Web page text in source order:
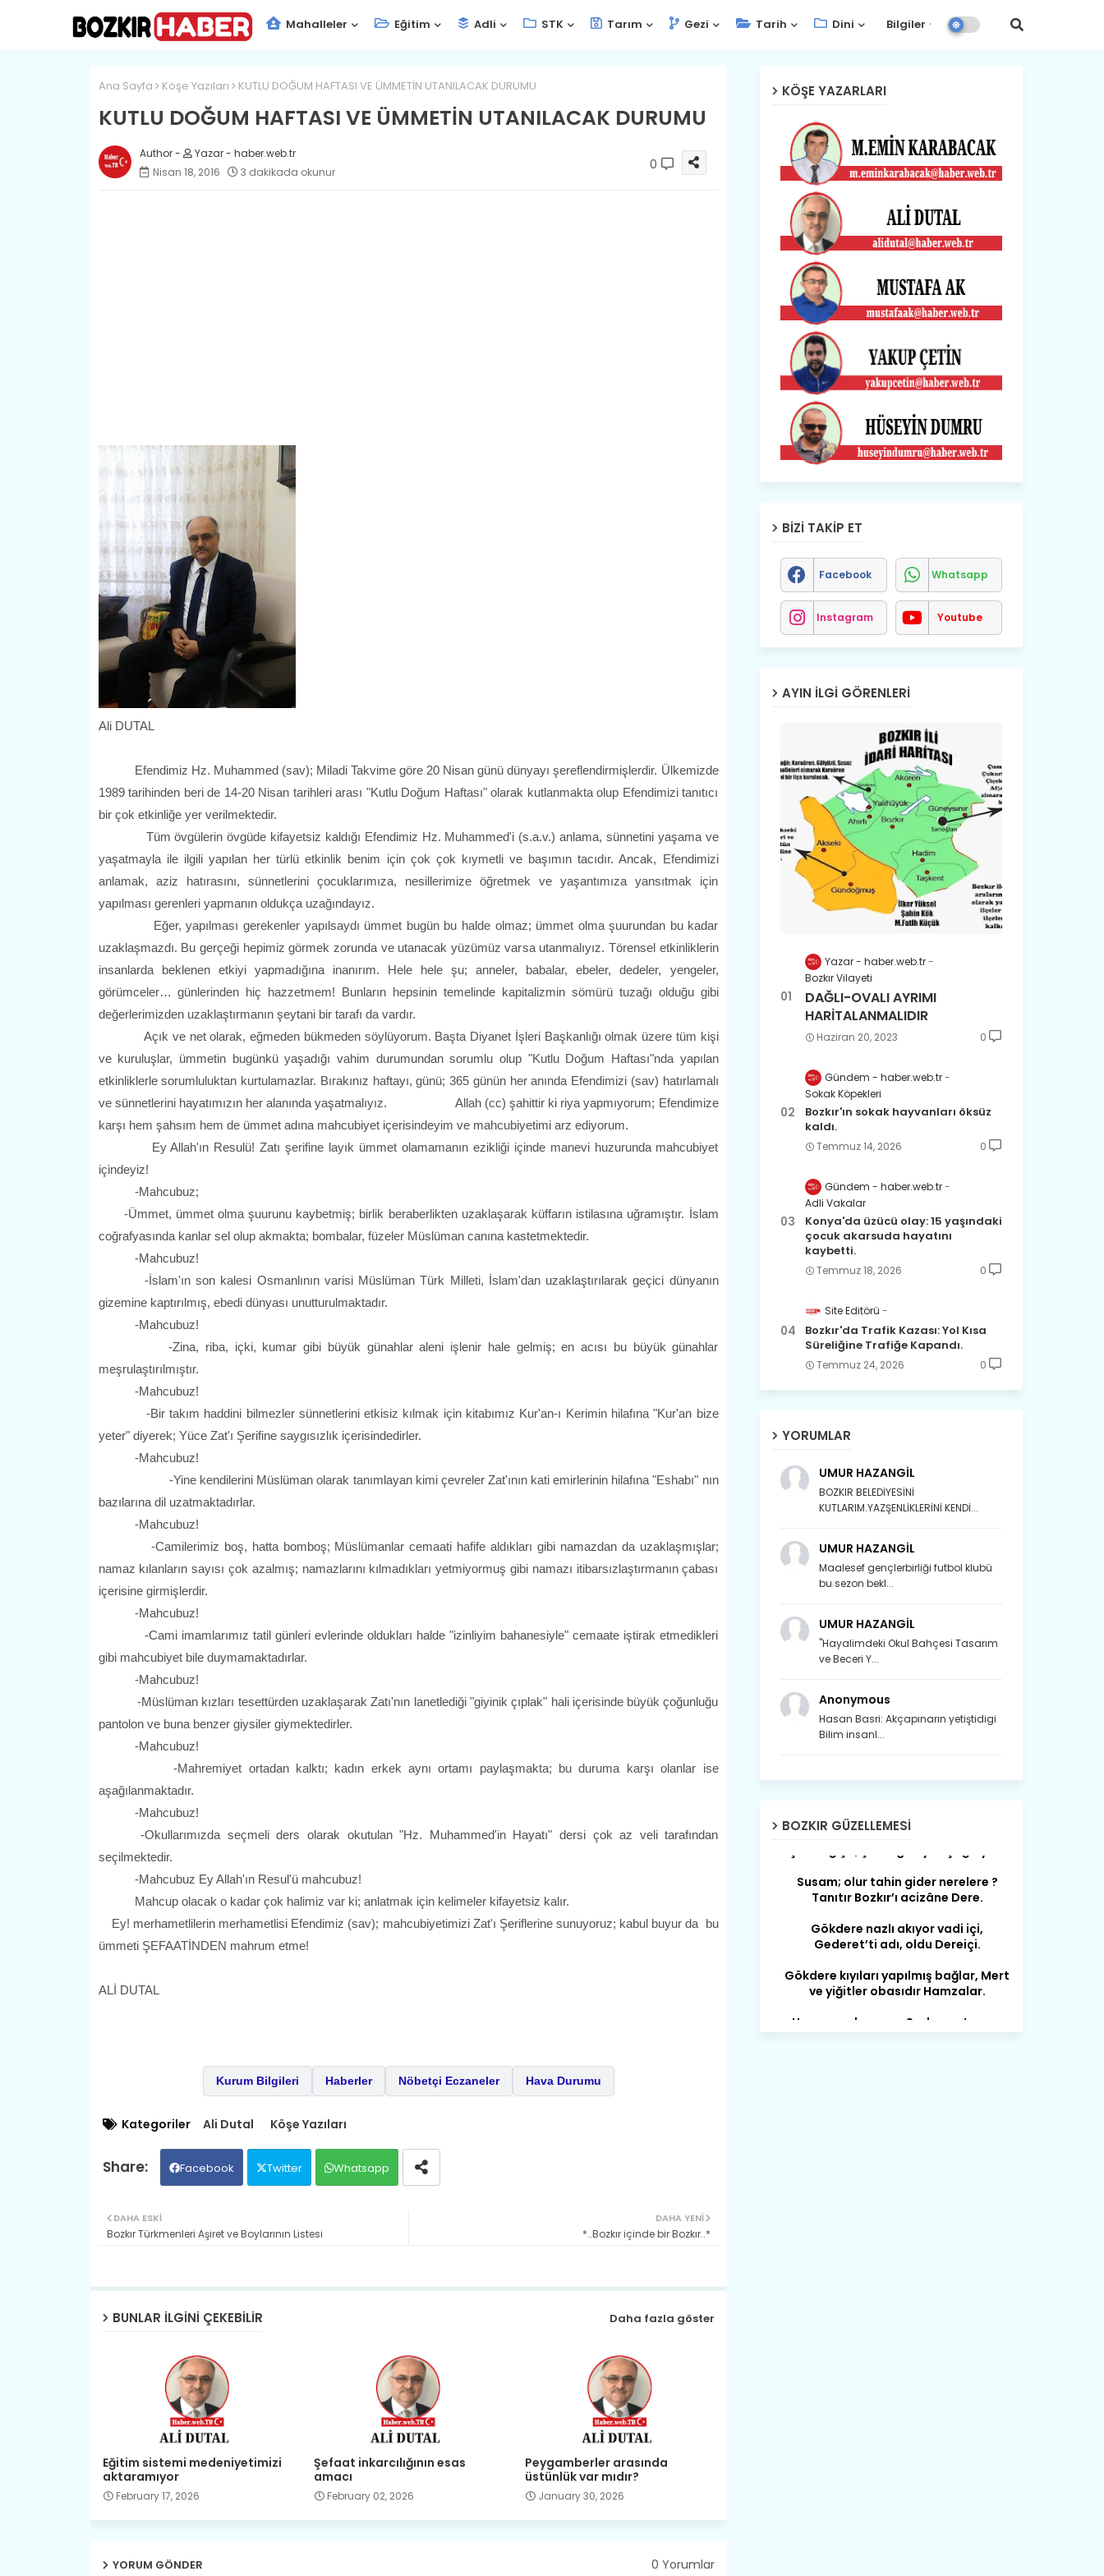
Mahalleler Eğitim Adli STK Tarım Gezi Tarih Dini Bilgiler
Ana Sayfa Köşe Yazıları KUTLU DOĞUM HAFTASI VE ÜMMETİN UTANILACAK DURUMU
KUTLU DOĞUM HAFTASI VE ÜMMETİN UTANILACAK DURUMU
Yazar - haber.web.tr
Nisan 18, 2016
3 dakikada okunur 0
Ali DUTAL
Efendimiz Hz. Muhammed (sav); Miladi Takvime göre 20 Nisan günü dünyayı şereflendirmişlerdir. Ülkemizde
1989 tarihinden beri de 14-20 Nisan tarihleri arası "Kutlu Doğum Haftası" olarak kutlanmakta olup Efendimizi tanıtıcı
bir çok etkinliğe yer verilmektedir.
Tüm övgülerin övgüde kifayetsiz kaldığı Efendimiz Hz. Muhammed'i (s.a.v.) anlama, sünnetini yaşama ve
yaşatmayla ile ilgili yapılan her türlü etkinlik benim için çok çok kıymetli ve başımın tacıdır. Ancak, Efendimizi
anlamak, aziz hatırasını, sünnetlerini çocuklarımıza, nesillerimize öğretmek ve yaşantımıza yansıtmak için
yapılması gerenleri yapmanın oldukça uzağındayız.
Eğer, yapılması gerekenler yapılsaydı ümmet bugün bu halde olmaz; ümmet olma şuurundan bu kadar
uzaklaşmazdı. Bu gerçeği hepimiz görmek zorunda ve utanacak yüzümüz varsa utanmalıyız. Törensel etkinliklerin
insanlarda beklenen etkiyi yapmadığına inanırım. Hele hele şu; anneler, babalar, ebeler, dedeler, yengeler,
görümceler… günlerinden hiç hazzetmem! Bunların hepsinin temelinde kapitalizmin sömürü tuzağı olduğu gibi
değerlerimizden uzaklaştırmanın şeytani bir tarafı da vardır.
Açık ve net olarak, eğmeden bükmeden söylüyorum. Başta Diyanet İşleri Başkanlığı olmak üzere tüm kişi
ve kuruluşlar, ümmetin bugünkü yaşadığı vahim durumundan sorumlu olup "Kutlu Doğum Haftası"nda yapılan
etkinliklerle sorumluluktan kurtulamazlar. Bırakınız haftayı, günü; 365 günün her anında Efendimizi (sav) hatırlamalı
ve sünnetlerini hayatımızın her alanında yaşatmalıyız. Allah (cc) şahittir ki riya yapmıyorum; Efendimize
karşı hem şahsım hem de ümmet adına mahcubiyet içerisindeyim ve mahcubiyetimi arz ediyorum.
Ey Allah'ın Resulü! Zatı şerifine layık ümmet olamamanın ezikliği içinde manevi huzurunda mahcubiyet
içindeyiz!
-Mahcubuz;
-Ümmet, ümmet olma şuurunu kaybetmiş; birlik beraberlikten uzaklaşarak küffarın istilasına uğramıştır. İslam
coğrafyasında kanlar sel olup akmakta; bombalar, füzeler Müslüman canına kastetmektedir.
-Mahcubuz!
-İslam'ın son kalesi Osmanlının varisi Müslüman Türk Milleti, İslam'dan uzaklaştırılarak geçici dünyanın
gizemine kaptırılmış, ebedi dünyası unutturulmaktadır.
-Mahcubuz!
-Zina, riba, içki, kumar gibi büyük günahlar aleni işlenir hale gelmiş; en acısı bu büyük günahlar
meşrulaştırılmıştır.
-Mahcubuz!
-Bir takım haddini bilmezler sünnetlerini etkisiz kılmak için kitabımız Kur'an-ı Kerimin hilafına "Kur'an bize
yeter" diyerek; Yüce Zat'ı Şerifine saygısızlık içerisindedirler.
-Mahcubuz!
-Yine kendilerini Müslüman olarak tanımlayan kimi çevreler Zat'ının kati emirlerinin hilafına "Eshabı" nın
bazılarına dil uzatmaktadırlar.
-Mahcubuz!
-Camilerimiz boş, hatta bomboş; Müslümanlar cemaati hafife aldıkları gibi namazdan da uzaklaşmışlar;
namaz kılanların sayısı çok azalmış; namazlarını kılmadıkları yetmiyormuş gibi namazı itibarsızlaştırmanın çabası
içerisine girmişlerdir.
-Mahcubuz!
-Cami imamlarımız tatil günleri evlerinde oldukları halde "izinliyim bahanesiyle" cemaate iştirak etmedikleri
gibi mahcubiyet bile duymamaktadırlar.
-Mahcubuz!
-Müslüman kızları tesettürden uzaklaşarak Zatı'nın lanetlediği "giyinik çıplak" hali içerisinde büyük çoğunluğu
pantolon ve buna benzer giysiler giymektedirler.
-Mahcubuz!
-Mahremiyet ortadan kalktı; kadın erkek aynı ortamı paylaşmakta; bu duruma karşı olanlar ise
aşağılanmaktadır.
-Mahcubuz!
-Okullarımızda seçmeli ders olarak okutulan "Hz. Muhammed'in Hayatı" dersi çok az veli tarafından
seçilmektedir.
-Mahcubuz Ey Allah'ın Resul'ü mahcubuz!
Mahcup olacak o kadar çok halimiz var ki; anlatmak için kelimeler kifayetsiz kalır.
Ey! merhametlilerin merhametlisi Efendimiz (sav); mahcubiyetimizi Zat'ı Şeriflerine sunuyoruz; kabul buyur da bu
ümmeti ŞEFAATİNDEN mahrum etme!
ALİ DUTAL
Kurum Bilgileri Haberler Nöbetçi Eczaneler Hava Durumu
Kategoriler Ali Dutal Köşe Yazıları
Facebook Twitter Whatsapp
DAHA YENI
*..Bozkır içinde bir Bozkır..*
DAHA ESKI
Bozkır Türkmenleri Aşiret ve Boylarının Listesi
BUNLAR ILGINI ÇEKEBILIR Daha fazla göster
Eğitim sistemi medeniyetimizi
aktaramıyor
February 17, 2026
Şefaat inkarcılığının esas
amacı
February 02, 2026
Peygamberler arasında
üstünlük var mıdır?
January 30, 2026
YORUM GÖNDER 0 Yorumlar
KÖŞE YAZARLARI
BIZI TAKIP ET
Facebook Whatsapp
Instagram Youtube
AYIN İLGI GÖRENLERI
Yazar - haber.web.tr
Bozkır Vilayeti
DAĞLI-OVALI AYRIMI
HARİTALANMALIDIR
Haziran 20, 2023 0
Gündem - haber.web.tr
Sokak Köpekleri
Bozkır'ın sokak hayvanları öksüz
kaldı.
Temmuz 14, 2026 0
Gündem - haber.web.tr
Adli Vakalar
Konya'da üzücü olay: 15 yaşındaki
çocuk akarsuda hayatını
kaybetti.
Temmuz 18, 2026 0
Site Editörü
Bozkır'da Trafik Kazası: Yol Kısa
Süreliğine Trafiğe Kapandı.
Temmuz 24, 2026 0
YORUMLAR
UMUR HAZANGİL
BOZKIR BELEDİYESİNİ
KUTLARIM.YAZŞENLİKLERİNİ KENDİ...
UMUR HAZANGİL
Maalesef gençlerbirliği futbol klubü
bu sezon bekl...
UMUR HAZANGİL
"Hayalimdeki Okul Bahçesi Tasarım
ve Beceri Y...
Anonymous
Hasan Basri: Akçapınarın yetiştidigi
Bilim insanl...
BOZKIR GÜZELLEMESI
Çat değişti, şimdi gülüyor Çağlayan.
Gökdere nazlı akıyor vadi içi,
Gökdere kıyıları yapılmış bağlar, Mert
Harmanı,elması ve Sorkunca’sı var.
Büyük yerdir, mahalleleri Aydınlık, Tarih